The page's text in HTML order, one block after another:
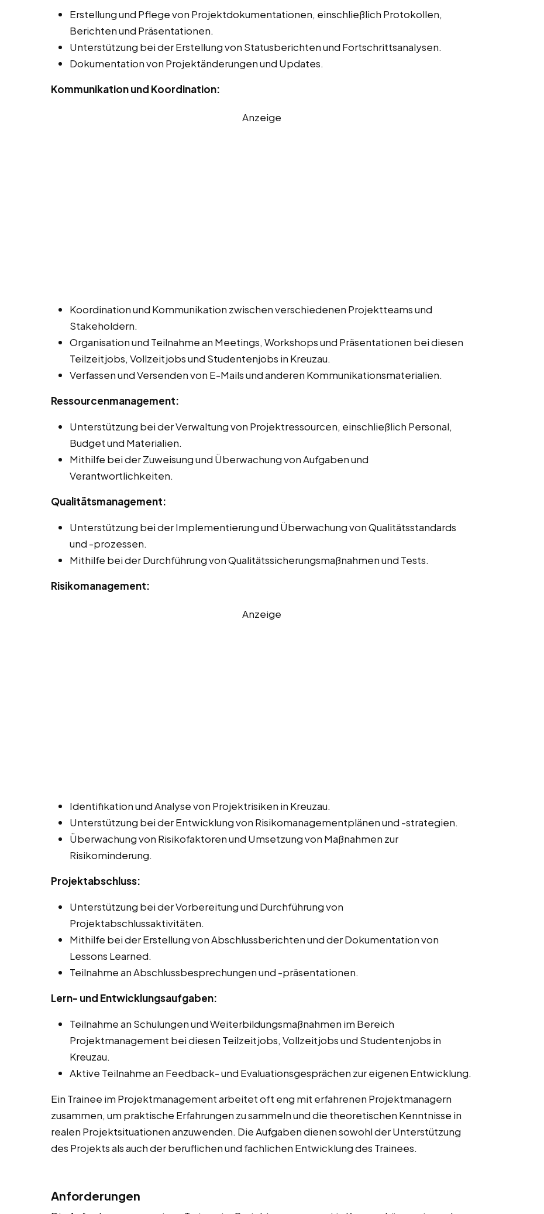
Erstellung und Pflege von Projektdokumentationen, einschließlich Protokollen,
Berichten und Präsentationen.
Unterstützung bei der Erstellung von Statusberichten und Fortschrittsanalysen.
Dokumentation von Projektänderungen und Updates.
Kommunikation und Koordination:
Anzeige
Koordination und Kommunikation zwischen verschiedenen Projektteams und
Stakeholdern.
Organisation und Teilnahme an Meetings, Workshops und Präsentationen bei diesen
Teilzeitjobs, Vollzeitjobs und Studentenjobs in Kreuzau.
Verfassen und Versenden von E-Mails und anderen Kommunikationsmaterialien.
Ressourcenmanagement:
Unterstützung bei der Verwaltung von Projektressourcen, einschließlich Personal,
Budget und Materialien.
Mithilfe bei der Zuweisung und Überwachung von Aufgaben und
Verantwortlichkeiten.
Qualitätsmanagement:
Unterstützung bei der Implementierung und Überwachung von Qualitätsstandards
und -prozessen.
Mithilfe bei der Durchführung von Qualitätssicherungsmaßnahmen und Tests.
Risikomanagement:
Anzeige
Identifikation und Analyse von Projektrisiken in Kreuzau.
Unterstützung bei der Entwicklung von Risikomanagementplänen und -strategien.
Überwachung von Risikofaktoren und Umsetzung von Maßnahmen zur
Risikominderung.
Projektabschluss:
Unterstützung bei der Vorbereitung und Durchführung von
Projektabschlussaktivitäten.
Mithilfe bei der Erstellung von Abschlussberichten und der Dokumentation von
Lessons Learned.
Teilnahme an Abschlussbesprechungen und -präsentationen.
Lern- und Entwicklungsaufgaben:
Teilnahme an Schulungen und Weiterbildungsmaßnahmen im Bereich
Projektmanagement bei diesen Teilzeitjobs, Vollzeitjobs und Studentenjobs in
Kreuzau.
Aktive Teilnahme an Feedback- und Evaluationsgesprächen zur eigenen Entwicklung.
Ein Trainee im Projektmanagement arbeitet oft eng mit erfahrenen Projektmanagern
zusammen, um praktische Erfahrungen zu sammeln und die theoretischen Kenntnisse in
realen Projektsituationen anzuwenden. Die Aufgaben dienen sowohl der Unterstützung
des Projekts als auch der beruflichen und fachlichen Entwicklung des Trainees.
Anforderungen